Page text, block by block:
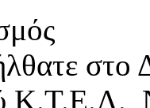
στο
Κ.Τ.Ε.Λ.